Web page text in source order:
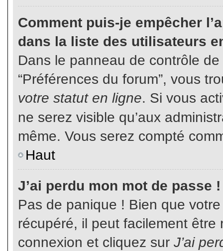
Comment puis-je empêcher
dans la liste des utilisateurs
Dans le panneau de contrôle
“Préférences du forum”, vous
votre statut en ligne. Si vous
ne serez visible qu’aux
même. Vous serez compté
Haut
J’ai perdu mon mot de passe !
Pas de panique ! Bien que
récupéré, il peut facilement
connexion et cliquez sur J’ai